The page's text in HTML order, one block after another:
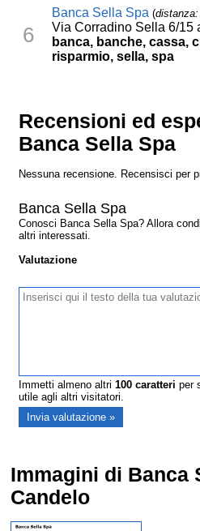
6
Banca Sella Spa (
Via Corradino Sella 6/15
banca, banche, cassa,
risparmio, sella, spa
Recensioni ed
Banca Sella Spa
Nessuna recensione. Recensisci per
Banca Sella Spa
Conosci Banca Sella Spa? Allora
altri interessati.
Valutazione
Immetti almeno altri100 caratteri per
utile agli altri visitatori.
Immagini di Banca
Candelo